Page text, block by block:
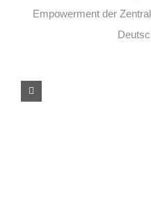
Empowerment der